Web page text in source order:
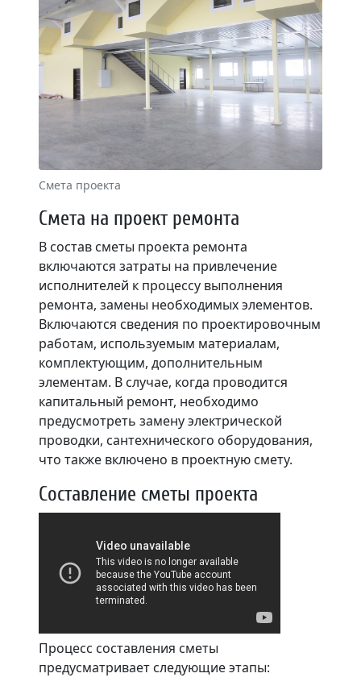
Смета проекта
Смета на проект ремонта
В состав сметы проекта ремонта
включаются затраты на привлечение
исполнителей к процессу выполнения
ремонта, замены необходимых элементов.
Включаются сведения по проектировочным
работам, используемым материалам,
комплектующим, дополнительным
элементам. В случае, когда проводится
капитальный ремонт, необходимо
предусмотреть замену электрической
проводки, сантехнического оборудования,
что также включено в проектную смету.
Составление сметы проекта
Процесс составления сметы
предусматривает следующие этапы: